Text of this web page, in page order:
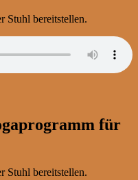
Stuhl bereitstellen.
für
Stuhl bereitstellen.